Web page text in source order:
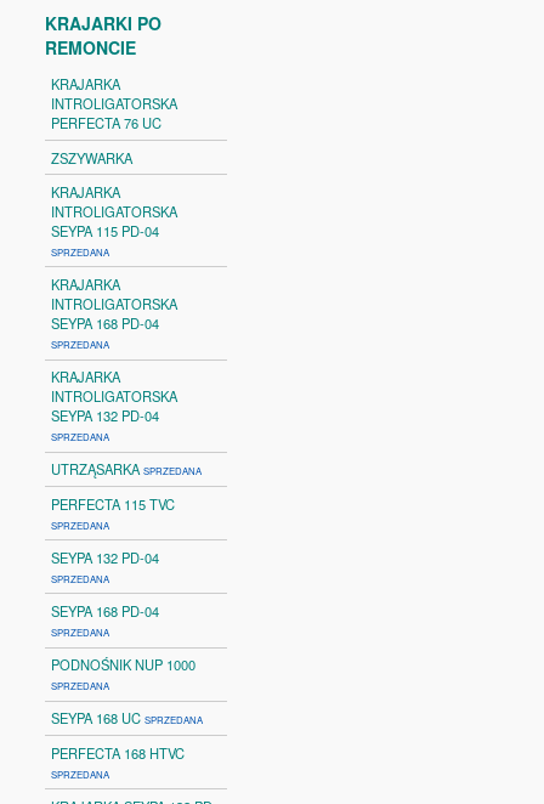
KRAJARKI PO
REMONCIE
KRAJARKA
INTROLIGATORSKA
PERFECTA 76 UC
ZSZYWARKA
KRAJARKA
INTROLIGATORSKA
SEYPA 115 PD-04
SPRZEDANA
KRAJARKA
INTROLIGATORSKA
SEYPA 168 PD-04
SPRZEDANA
KRAJARKA
INTROLIGATORSKA
SEYPA 132 PD-04
SPRZEDANA
UTRZĄSARKASPRZEDANA
PERFECTA 115 TVC
SPRZEDANA
SEYPA 132 PD-04
SPRZEDANA
SEYPA 168 PD-04
SPRZEDANA
PODNOŚNIK NUP 1000
SPRZEDANA
SEYPA 168 UCSPRZEDANA
PERFECTA 168 HTVC
SPRZEDANA